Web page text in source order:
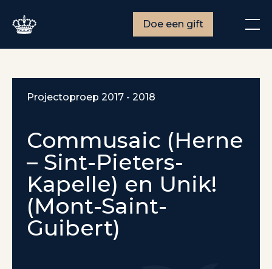
Doe een gift
Projectoproep 2017 - 2018
Commusaic (Herne
– Sint-Pieters-
Kapelle) en Unik!
(Mont-Saint-
Guibert)